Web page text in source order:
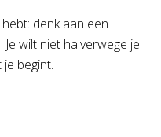
denk aan een
wilt niet halverwege je
begint.